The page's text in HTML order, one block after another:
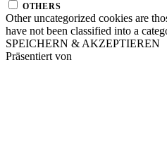
OTHERS
Other uncategorized cookies are
have not been classified into a
SPEICHERN & AKZEPTIEREN
Präsentiert von